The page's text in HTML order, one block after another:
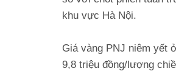
khu vực Hà Nội.
Giá vàng PNJ niêm yết
9,8 triệu đồng/lượng